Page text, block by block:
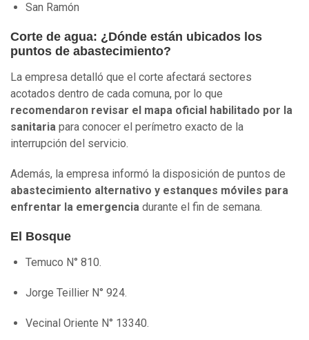
San Ramón
Corte de agua: ¿Dónde están ubicados los
puntos de abastecimiento?
La empresa detalló que el corte afectará sectores
acotados dentro de cada comuna, por lo que
recomendaron revisar el mapa oficial habilitado por la
sanitaria para conocer el perímetro exacto de la
interrupción del servicio.
Además, la empresa informó la disposición de puntos de
abastecimiento alternativo y estanques móviles para
enfrentar la emergencia durante el fin de semana.
El Bosque
Temuco N° 810.
Jorge Teillier N° 924.
Vecinal Oriente N° 13340.